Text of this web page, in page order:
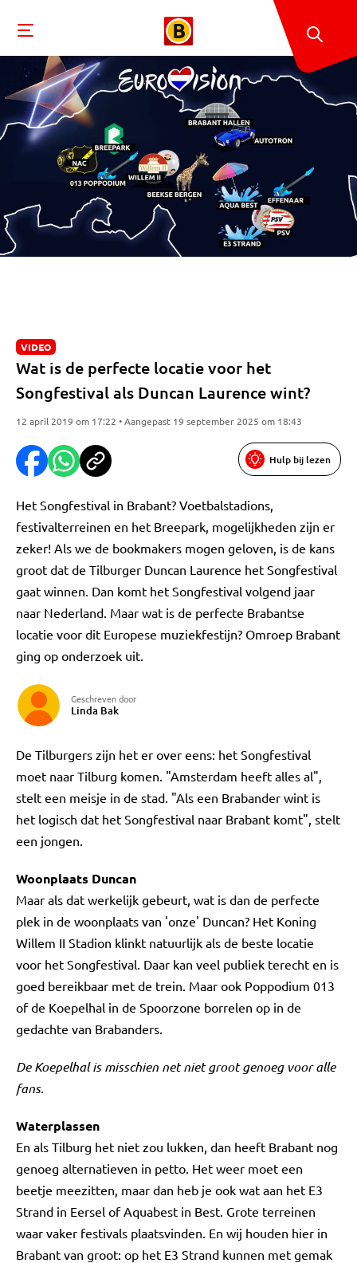
VIDEO
Wat is de perfecte locatie voor het
Songfestival als Duncan Laurence wint?
12 april 2019 om 17:22 • Aangepast 19 september 2025 om 18:43
Hulp bij lezen
Het Songfestival in Brabant? Voetbalstadions,
festivalterreinen en het Breepark, mogelijkheden zijn er
zeker! Als we de bookmakers mogen geloven, is de kans
groot dat de Tilburger Duncan Laurence het Songfestival
gaat winnen. Dan komt het Songfestival volgend jaar
naar Nederland. Maar wat is de perfecte Brabantse
locatie voor dit Europese muziekfestijn? Omroep Brabant
ging op onderzoek uit.
Geschreven door
Linda Bak
De Tilburgers zijn het er over eens: het Songfestival
moet naar Tilburg komen. "Amsterdam heeft alles al",
stelt een meisje in de stad. "Als een Brabander wint is
het logisch dat het Songfestival naar Brabant komt", stelt
een jongen.
Woonplaats Duncan
Maar als dat werkelijk gebeurt, wat is dan de perfecte
plek in de woonplaats van 'onze' Duncan? Het Koning
Willem II Stadion klinkt natuurlijk als de beste locatie
voor het Songfestival. Daar kan veel publiek terecht en is
goed bereikbaar met de trein. Maar ook Poppodium 013
of de Koepelhal in de Spoorzone borrelen op in de
gedachte van Brabanders.
De Koepelhal is misschien net niet groot genoeg voor alle
fans.
Waterplassen
En als Tilburg het niet zou lukken, dan heeft Brabant nog
genoeg alternatieven in petto. Het weer moet een
beetje meezitten, maar dan heb je ook wat aan het E3
Strand in Eersel of Aquabest in Best. Grote terreinen
waar vaker festivals plaatsvinden. En wij houden hier in
Brabant van groot: op het E3 Strand kunnen met gemak